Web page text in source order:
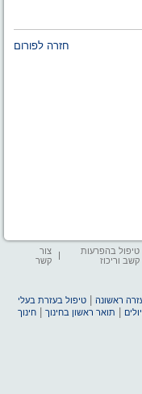
חזרה לפורום
טיפול בהפרעות
קשב וריכוז
צור
קשר
ראשונה |טיפול בעזרת בעלי
תואר ראשון בחינוך |חינוך